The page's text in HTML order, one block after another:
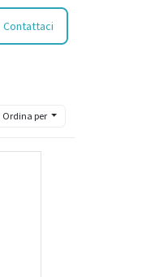
Contattaci
Ordina per